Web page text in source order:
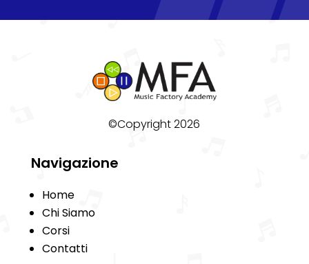
©Copyright 2026
Navigazione
Home
Chi Siamo
Corsi
Contatti